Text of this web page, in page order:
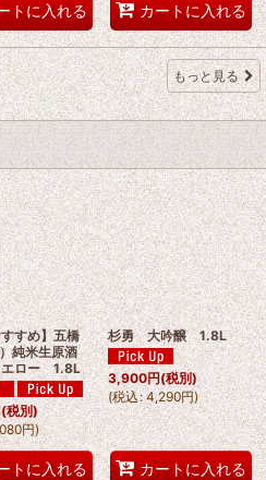
トに入れる カートに入れる
もっと見る
すすめ】五橋
純米生原酒
ロー 1.8L
(税別)
円)
トに入れる
杉勇 大吟醸 1.8L
3,900円(税別)
(税込: 4,290円)
カートに入れる